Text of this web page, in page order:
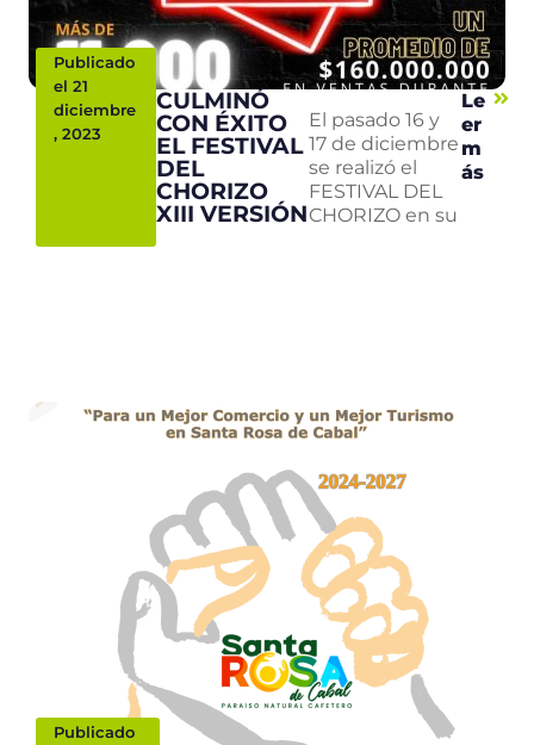
Publicado
el 21
diciembre
, 2023
CULMINÓ
CON ÉXITO
EL FESTIVAL
DEL
CHORIZO
XIII VERSIÓN
El pasado 16 y
17 de diciembre
se realizó el
FESTIVAL DEL
CHORIZO en su
Le
er
m
ás
Publicado